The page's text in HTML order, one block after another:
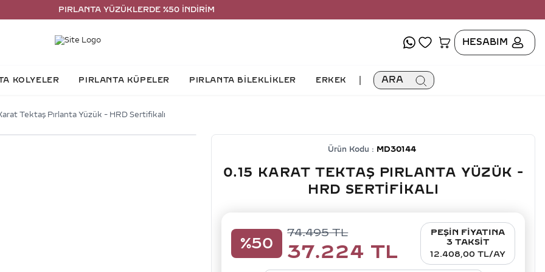
PIRLANTA YÜZÜKLERDE %50 İNDİRİM
HESABIM
KOLYELER PIRLANTA KÜPELER PIRLANTA BİLEKLİKLER ERKEK ARA
Tektaş Pırlanta Yüzük - HRD Sertifikalı
Ürün Kodu : MD30144
0.15 KARAT TEKTAŞ PIRLANTA YÜZÜK -
HRD SERTIFIKALI
%50
74.495TL
37.224 TL
PEŞİN FİYATINA
3 TAKSİT
12.408,00 TL/AY